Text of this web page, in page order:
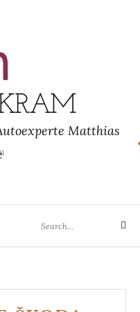
Matthias
for:
Search